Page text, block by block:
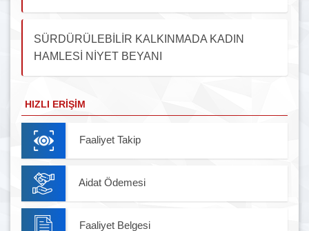
SÜRDÜRÜLEBİLİR KALKINMADA KADIN
HAMLESİ NİYET BEYANI
HIZLI ERIŞIM
Faaliyet Takip
Aidat Ödemesi
Faaliyet Belgesi